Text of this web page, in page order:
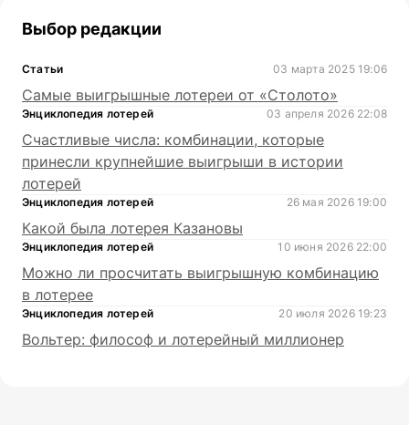
Выбор редакции
Статьи 03 марта 2025 19:06
Самые выигрышные лотереи от «Столото»
Энциклопедия лотерей 03 апреля 2026 22:08
Счастливые числа: комбинации, которые
принесли крупнейшие выигрыши в истории
лотерей
Энциклопедия лотерей 26 мая 2026 19:00
Какой была лотерея Казановы
Энциклопедия лотерей 10 июня 2026 22:00
Можно ли просчитать выигрышную комбинацию
в лотерее
Энциклопедия лотерей 20 июля 2026 19:23
Вольтер: философ и лотерейный миллионер